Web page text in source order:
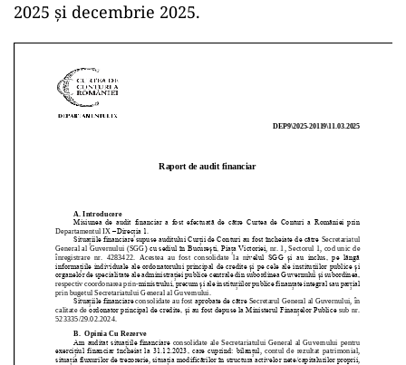
2025 și decembrie 2025.